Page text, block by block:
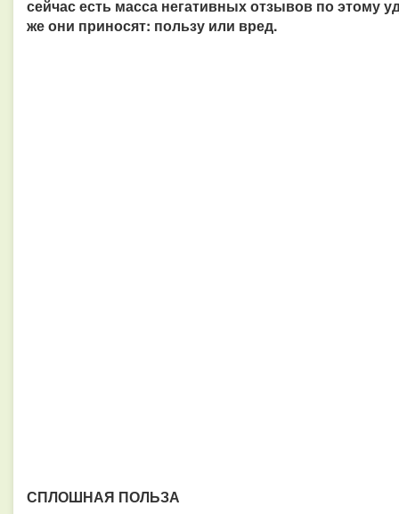
сейчас есть масса негативных отзывов по этому
же они приносят: пользу или вред.
СПЛОШНАЯ ПОЛЬЗА